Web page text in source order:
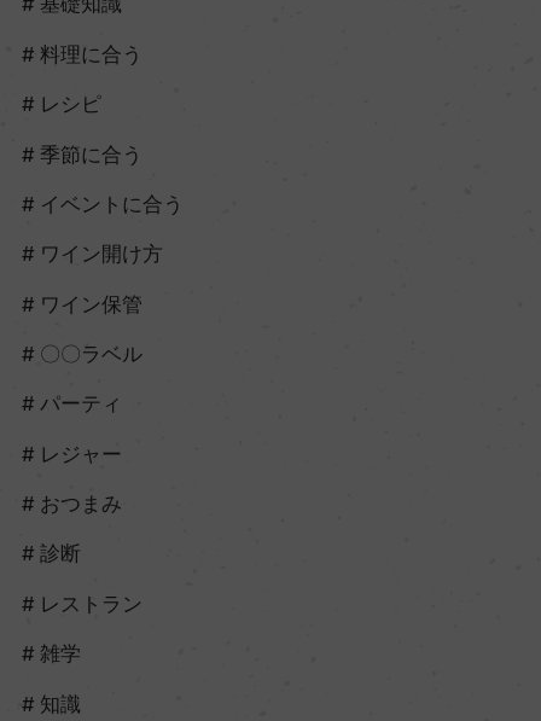
料理に合う
レシピ
季節に合う
イベントに合う
ワイン開け方
ワイン保管
〇〇ラベル
パーティ
レジャー
おつまみ
診断
レストラン
雑学
知識